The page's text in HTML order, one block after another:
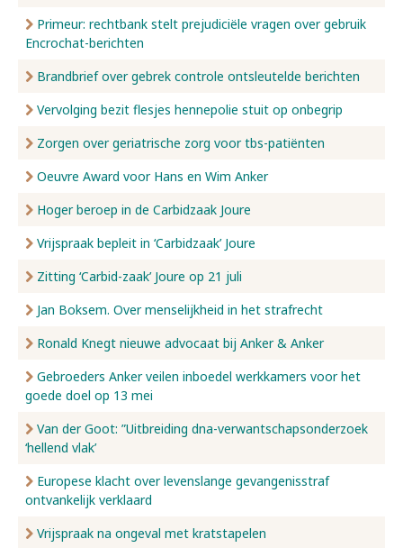
Primeur: rechtbank stelt prejudiciële vragen over gebruik
Encrochat-berichten
Brandbrief over gebrek controle ontsleutelde berichten
Vervolging bezit flesjes hennepolie stuit op onbegrip
Zorgen over geriatrische zorg voor tbs-patiënten
Oeuvre Award voor Hans en Wim Anker
Hoger beroep in de Carbidzaak Joure
Vrijspraak bepleit in ‘Carbidzaak’ Joure
Zitting ‘Carbid-zaak’ Joure op 21 juli
Jan Boksem. Over menselijkheid in het strafrecht
Ronald Knegt nieuwe advocaat bij Anker & Anker
Gebroeders Anker veilen inboedel werkkamers voor het
goede doel op 13 mei
Van der Goot: ”Uitbreiding dna-verwantschapsonderzoek
‘hellend vlak’
Europese klacht over levenslange gevangenisstraf
ontvankelijk verklaard
Vrijspraak na ongeval met kratstapelen